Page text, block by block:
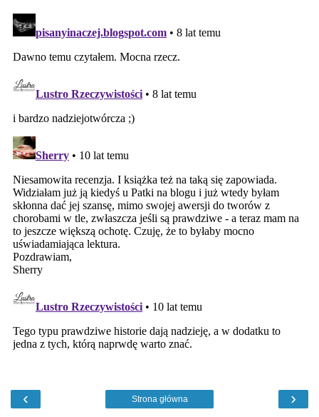
‹ ›
Strona główna